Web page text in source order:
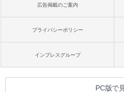
広告掲載のご案内
プライバシーポリシー
インプレスグループ
PC版で